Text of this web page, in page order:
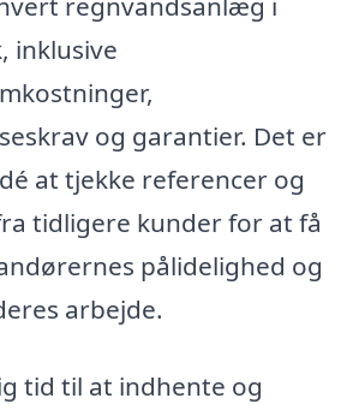
inklusive
og garantier. Det er
at tjekke referencer og
tidligere kunder for at få
pålidelighed og
arbejde.
tid til at indhente og